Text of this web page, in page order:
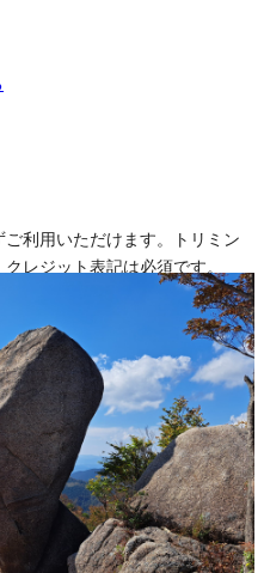
利用いただけます。トリミン
レジット表記は必須です。